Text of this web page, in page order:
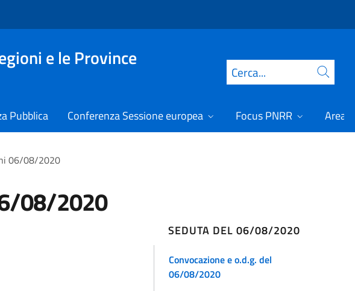
e le Province
Cerca
Pubblica Conferenza Sessione europea Focus PNRR Area
06/08/2020
08/2020
SEDUTA DEL 06/08/2020
Convocazione e o.d.g. del
06/08/2020